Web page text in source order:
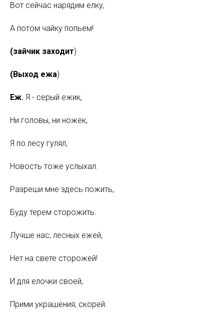
Вот сейчас нарядим елку,
А потом чайку попьем!
(зайчик заходит)
(Выход ежа)
Еж. Я - серый ежик,
Ни головы, ни ножек,
Я по лесу гулял,
Новость тоже услыхал.
Разреши мне здесь пожить,
Буду терем сторожить.
Лучше нас, лесных ежей,
Нет на свете сторожей!
И для елочки своей,
Прими украшения, скорей.